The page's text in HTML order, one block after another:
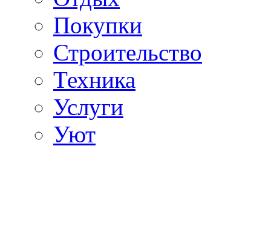
Покупки
Строительство
Техника
Услуги
Уют